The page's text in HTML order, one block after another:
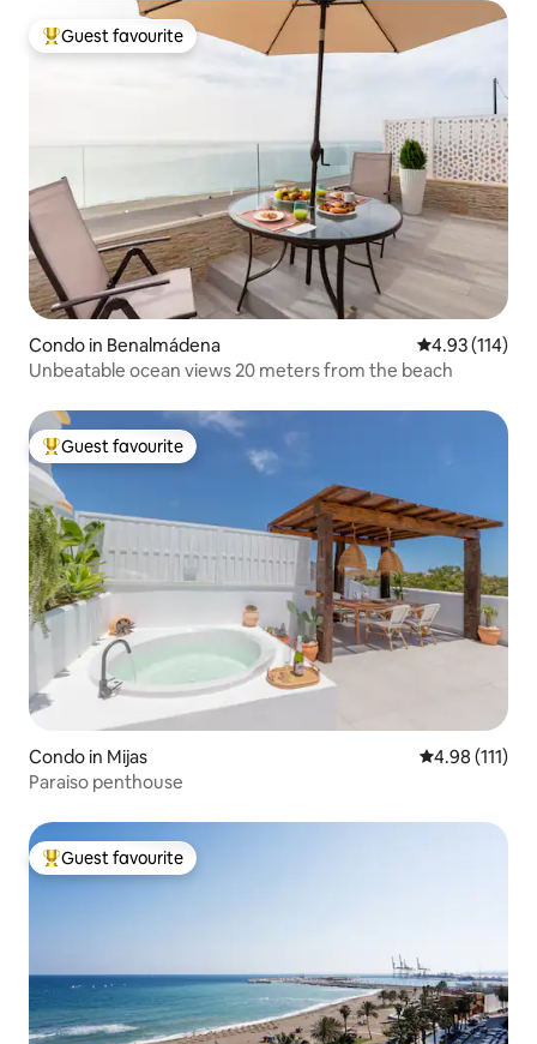
Top guest favourite
Guest favourite
Condo in Benalmádena 4.93 out of 5
4.93 (114)
Unbeatable ocean views 20 meters from the beach
Top guest favourite
Guest favourite
Condo in Mijas 4.98 out of 5
4.98 (111)
Paraiso penthouse
Top guest favourite
Guest favourite